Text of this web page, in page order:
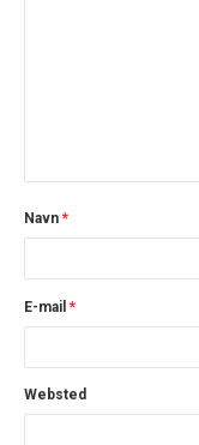
Navn *
E-mail *
Websted